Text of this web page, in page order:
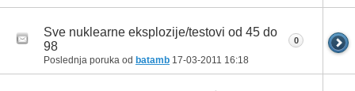
Sve nuklearne eksplozije/testovi od 45 do
98
Poslednja poruka od batamb 17-03-2011 16:18
0